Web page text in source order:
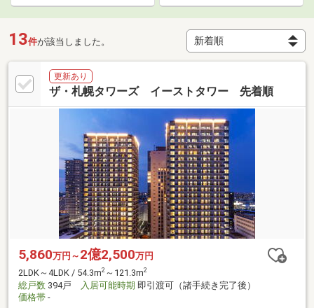
13件が該当しました。
更新あり
ザ・札幌タワーズ イーストタワー 先着順
5,860万円～ 2億2,500万円
2LDK～4LDK / 54.3m2 ～121.3m2
総戸数 394戸 入居可能時期 即引渡可（諸手続き完了後）
価格帯 -